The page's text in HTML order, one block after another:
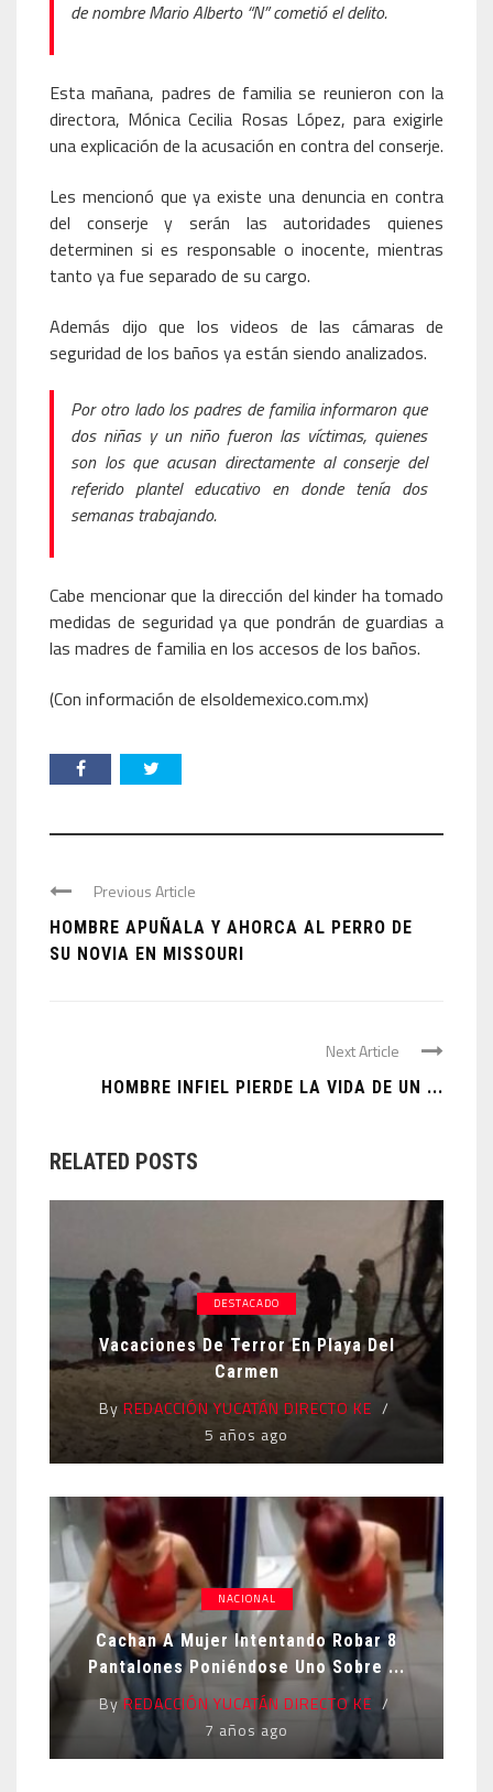
de nombre Mario Alberto “N” cometió el delito.
Esta mañana, padres de familia se reunieron con la
directora, Mónica Cecilia Rosas López, para exigirle
una explicación de la acusación en contra del conserje.
Les mencionó que ya existe una denuncia en contra
del conserje y serán las autoridades quienes
determinen si es responsable o inocente, mientras
tanto ya fue separado de su cargo.
Además dijo que los videos de las cámaras de
seguridad de los baños ya están siendo analizados.
Por otro lado los padres de familia informaron que
dos niñas y un niño fueron las víctimas, quienes
son los que acusan directamente al conserje del
referido plantel educativo en donde tenía dos
semanas trabajando.
Cabe mencionar que la dirección del kinder ha tomado
medidas de seguridad ya que pondrán de guardias a
las madres de familia en los accesos de los baños.
(Con información de elsoldemexico.com.mx)
Previous Article
HOMBRE APUÑALA Y AHORCA AL PERRO DE
SU NOVIA EN MISSOURI
Next Article
HOMBRE INFIEL PIERDE LA VIDA DE UN ...
RELATED POSTS
DESTACADO
Vacaciones De Terror En Playa Del
Carmen
By REDACCIÓN YUCATÁN DIRECTO KE
5 años ago
NACIONAL
Cachan A Mujer Intentando Robar 8
Pantalones Poniéndose Uno Sobre ...
ByREDACCIÓN YUCATÁN DIRECTO KE
7 años ago